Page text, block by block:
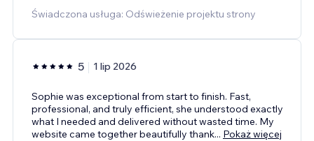
Świadczona usługa: Odświeżenie projektu strony
5 1 lip 2026
Sophie was exceptional from start to finish. Fast,
professional, and truly efficient, she understood exactly
what I needed and delivered without wasted time. My
website came together beautifully thank... Pokaż więcej